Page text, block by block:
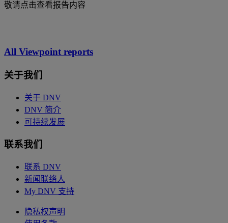
敬请点击查看报告内容
All Viewpoint reports
关于我们
关于 DNV
DNV 简介
可持续发展
联系我们
联系 DNV
新闻联络人
My DNV 支持
隐私权声明